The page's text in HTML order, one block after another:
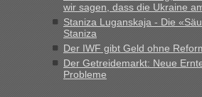
wir sagen, dass die Ukraine
Staniza Luganskaja - Die
Staniza
Der IWF gibt Geld ohne
Der Getreidemarkt: Neue
Probleme